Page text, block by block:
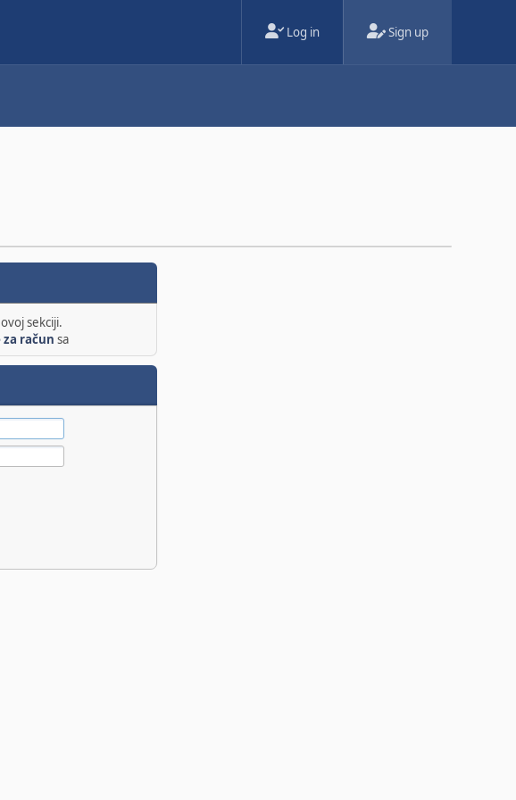
Log in Sign up
sekciji.
račun sa